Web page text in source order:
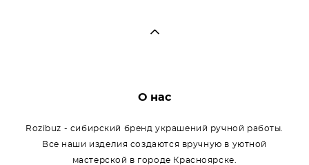
О нас
Rozibuz - сибирский бренд украшений ручной работы.
Все наши изделия создаются вручную в уютной
мастерской в городе Красноярске.